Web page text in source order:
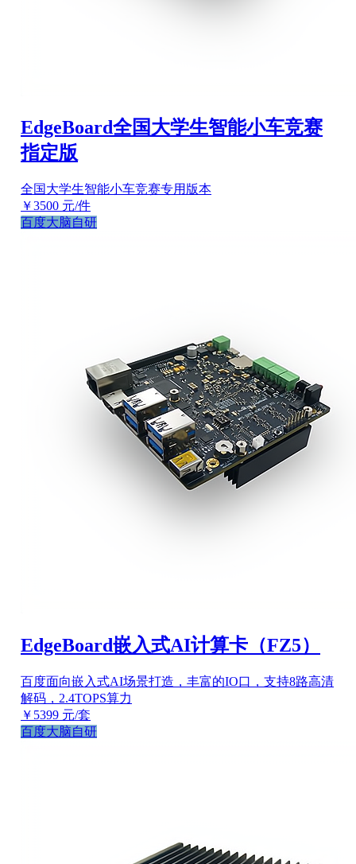
EdgeBoard全国大学生智能小车竞赛
指定版
全国大学生智能小车竞赛专用版本
￥3500 元/件
百度大脑自研
EdgeBoard嵌入式AI计算卡（FZ5）
百度面向嵌入式AI场景打造，丰富的IO口，支持8路高清
解码，2.4TOPS算力
￥5399 元/套
百度大脑自研